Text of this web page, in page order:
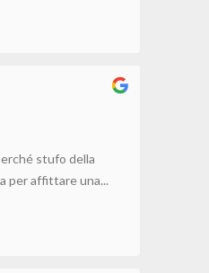
stufo della
per affittare una...